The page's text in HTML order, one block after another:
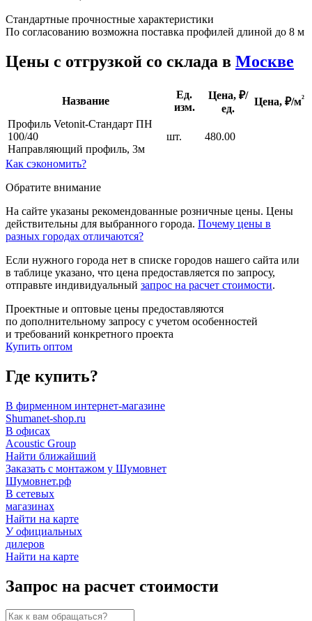
Стандартные прочностные характеристики
По согласованию возможна поставка профилей длиной до 8 м
Цены с отгрузкой со склада в Москве
Название
Ед.
изм.
Цена, ₽/
ед.
Цена, ₽/м²
Профиль Vetonit-Стандарт ПН
100/40
Направляющий профиль, 3м
шт. 480.00
Как сэкономить?
Обратите внимание
На сайте указаны рекомендованные розничные цены. Цены
действительны для выбранного города. Почему цены в
разных городах отличаются?
Если нужного города нет в списке городов нашего сайта или
в таблице указано, что цена предоставляется по запросу,
отправьте индивидуальный запрос на расчет стоимости.
Проектные и оптовые цены предоставляются
по дополнительному запросу с учетом особенностей
и требований конкретного проекта
Купить оптом
Где купить?
В фирменном интернет-магазине
Shumanet-shop.ru
В офисах
Acoustic Group
Найти ближайший
Заказать с монтажом у Шумовнет
Шумовнет.рф
В сетевых
магазинах
Найти на карте
У официальных
дилеров
Найти на карте
Запрос на расчет стоимости